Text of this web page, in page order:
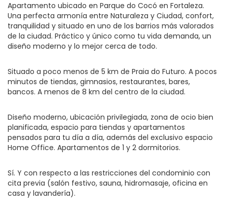
Apartamento ubicado en Parque do Cocó en Fortaleza.
Una perfecta armonía entre Naturaleza y Ciudad, confort,
tranquilidad y situado en uno de los barrios más valorados
de la ciudad. Práctico y único como tu vida demanda, un
diseño moderno y lo mejor cerca de todo.
Situado a poco menos de 5 km de Praia do Futuro. A pocos
minutos de tiendas, gimnasios, restaurantes, bares,
bancos. A menos de 8 km del centro de la ciudad.
Diseño moderno, ubicación privilegiada, zona de ocio bien
planificada, espacio para tiendas y apartamentos
pensados para tu día a día, además del exclusivo espacio
Home Office. Apartamentos de 1 y 2 dormitorios.
Sí. Y con respecto a las restricciones del condominio con
cita previa (salón festivo, sauna, hidromasaje, oficina en
casa y lavandería).